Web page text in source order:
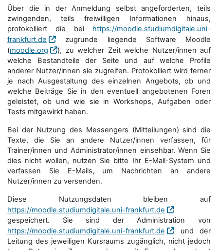
Über die in der Anmeldung selbst angeforderten, teils
zwingenden, teils freiwilligen Informationen hinaus,
protokolliert die bei https://moodle.studiumdigitale.uni-
frankfurt.de
zugrunde liegende Software Moodle
(moodle.org
), zu welcher Zeit welche Nutzer/innen auf
welche Bestandteile der Seite und auf welche Profile
anderer Nutzer/innen sie zugreifen. Protokolliert wird ferner
je nach Ausgestaltung des einzelnen Angebots, ob und
welche Beiträge Sie in den eventuell angebotenen Foren
geleistet, ob und wie sie in Workshops, Aufgaben oder
Tests mitgewirkt haben.
Bei der Nutzung des Messengers (Mitteilungen) sind die
Texte, die Sie an andere Nutzer/innen verfassen, für
Trainer/innen und Administrator/innen einsehbar. Wenn Sie
dies nicht wollen, nutzen Sie bitte Ihr E-Mail-System und
verfassen Sie E-Mails, um Nachrichten an andere
Nutzer/innen zu versenden.
Diese Nutzungsdaten bleiben auf
https://moodle.studiumdigitale.uni-frankfurt.de
gespeichert. Sie sind der Administration von
https://moodle.studiumdigitale.uni-frankfurt.de
und der
Leitung des jeweiligen Kursraums zugänglich, nicht jedoch